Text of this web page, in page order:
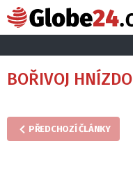
BOŘIVOJ HNÍZDO
PŘEDCHOZÍ ČLÁNKY